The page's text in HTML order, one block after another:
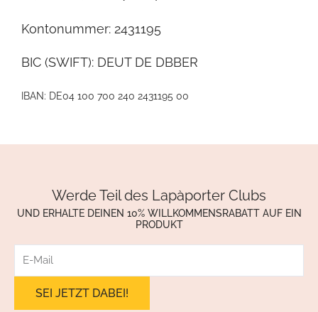
Kontonummer: 2431195
BIC (SWIFT): DEUT DE DBBER
IBAN: DE04 100 700 240 2431195 00
Werde Teil des Lapàporter Clubs
UND ERHALTE DEINEN 10% WILLKOMMENSRABATT AUF EIN
PRODUKT
Mail